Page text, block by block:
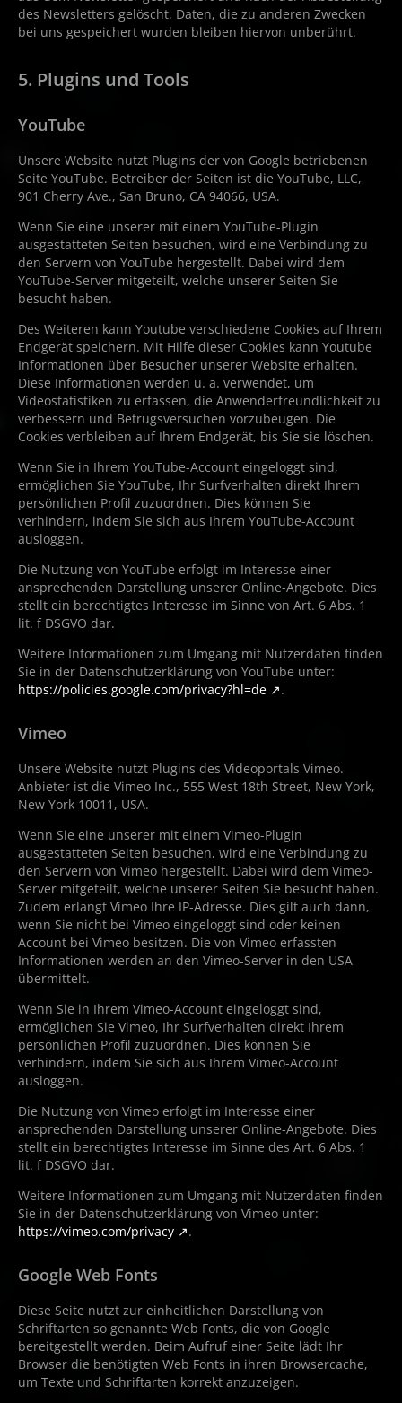
des Newsletters gelöscht. Daten, die zu anderen Zwecken
bei uns gespeichert wurden bleiben hiervon unberührt.
5. Plugins und Tools
YouTube
Unsere Website nutzt Plugins der von Google betriebenen
Seite YouTube. Betreiber der Seiten ist die YouTube, LLC,
901 Cherry Ave., San Bruno, CA 94066, USA.
Wenn Sie eine unserer mit einem YouTube-Plugin
ausgestatteten Seiten besuchen, wird eine Verbindung zu
den Servern von YouTube hergestellt. Dabei wird dem
YouTube-Server mitgeteilt, welche unserer Seiten Sie
besucht haben.
Des Weiteren kann Youtube verschiedene Cookies auf Ihrem
Endgerät speichern. Mit Hilfe dieser Cookies kann Youtube
Informationen über Besucher unserer Website erhalten.
Diese Informationen werden u. a. verwendet, um
Videostatistiken zu erfassen, die Anwenderfreundlichkeit zu
verbessern und Betrugsversuchen vorzubeugen. Die
Cookies verbleiben auf Ihrem Endgerät, bis Sie sie löschen.
Wenn Sie in Ihrem YouTube-Account eingeloggt sind,
ermöglichen Sie YouTube, Ihr Surfverhalten direkt Ihrem
persönlichen Profil zuzuordnen. Dies können Sie
verhindern, indem Sie sich aus Ihrem YouTube-Account
ausloggen.
Die Nutzung von YouTube erfolgt im Interesse einer
ansprechenden Darstellung unserer Online-Angebote. Dies
stellt ein berechtigtes Interesse im Sinne von Art. 6 Abs. 1
lit. f DSGVO dar.
Weitere Informationen zum Umgang mit Nutzerdaten finden
Sie in der Datenschutzerklärung von YouTube unter:
https://policies.google.com/privacy?hl=de
.
Vimeo
Unsere Website nutzt Plugins des Videoportals Vimeo.
Anbieter ist die Vimeo Inc., 555 West 18th Street, New York,
New York 10011, USA.
Wenn Sie eine unserer mit einem Vimeo-Plugin
ausgestatteten Seiten besuchen, wird eine Verbindung zu
den Servern von Vimeo hergestellt. Dabei wird dem Vimeo-
Server mitgeteilt, welche unserer Seiten Sie besucht haben.
Zudem erlangt Vimeo Ihre IP-Adresse. Dies gilt auch dann,
wenn Sie nicht bei Vimeo eingeloggt sind oder keinen
Account bei Vimeo besitzen. Die von Vimeo erfassten
Informationen werden an den Vimeo-Server in den USA
übermittelt.
Wenn Sie in Ihrem Vimeo-Account eingeloggt sind,
ermöglichen Sie Vimeo, Ihr Surfverhalten direkt Ihrem
persönlichen Profil zuzuordnen. Dies können Sie
verhindern, indem Sie sich aus Ihrem Vimeo-Account
ausloggen.
Die Nutzung von Vimeo erfolgt im Interesse einer
ansprechenden Darstellung unserer Online-Angebote. Dies
stellt ein berechtigtes Interesse im Sinne des Art. 6 Abs. 1
lit. f DSGVO dar.
Weitere Informationen zum Umgang mit Nutzerdaten finden
Sie in der Datenschutzerklärung von Vimeo unter:
https://vimeo.com/privacy
.
Google Web Fonts
Diese Seite nutzt zur einheitlichen Darstellung von
Schriftarten so genannte Web Fonts, die von Google
bereitgestellt werden. Beim Aufruf einer Seite lädt Ihr
Browser die benötigten Web Fonts in ihren Browsercache,
um Texte und Schriftarten korrekt anzuzeigen.